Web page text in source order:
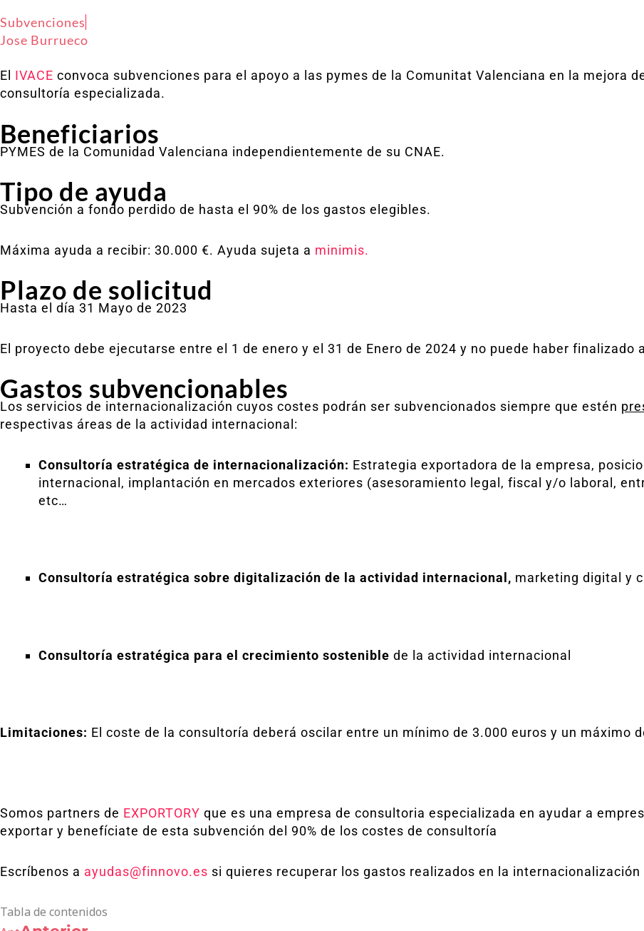
Subvenciones
Jose Burrueco
El IVACE convoca subvenciones para el apoyo a las pymes de la Comunitat Valenciana en la mejora
consultoría especializada.
Beneficiarios
PYMES de la Comunidad Valenciana independientemente de su CNAE.
Tipo de ayuda
Subvención a fondo perdido de hasta el 90% de los gastos elegibles.
Máxima ayuda a recibir: 30.000 €. Ayuda sujeta a minimis.
Plazo de solicitud
Hasta el día 31 Mayo de 2023
El proyecto debe ejecutarse entre el 1 de enero y el 31 de Enero de 2024 y no puede haber
Gastos subvencionables
Los servicios de internacionalización cuyos costes podrán ser subvencionados siempre que estén
respectivas áreas de la actividad internacional:
Consultoría estratégica de internacionalización: Estrategia exportadora de la empresa,
internacional, implantación en mercados exteriores (asesoramiento legal, fiscal y/o laboral,
etc…
Consultoría estratégica sobre digitalización de la actividad internacional, marketing digital y
Consultoría estratégica para el crecimiento sostenible de la actividad internacional
Limitaciones: El coste de la consultoría deberá oscilar entre un mínimo de 3.000 euros y un máximo
Somos partners de EXPORTORY que es una empresa de consultoria especializada en ayudar a
exportar y benefíciate de esta subvención del 90% de los costes de consultoría
Escríbenos a ayudas@finnovo.es si quieres recuperar los gastos realizados en la internacionalización
Tabla de contenidos